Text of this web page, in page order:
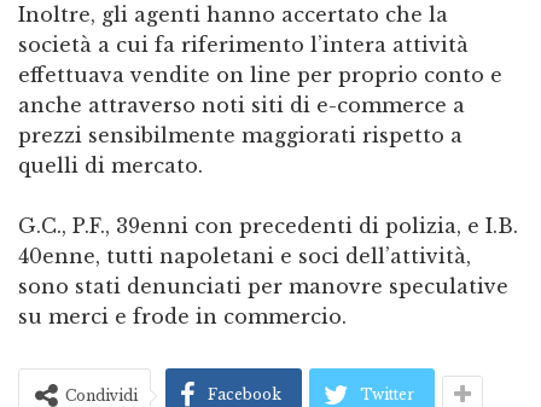
Inoltre, gli agenti hanno accertato che la
società a cui fa riferimento l’intera attività
effettuava vendite on line per proprio conto e
anche attraverso noti siti di e-commerce a
prezzi sensibilmente maggiorati rispetto a
quelli di mercato.
G.C., P.F., 39enni con precedenti di polizia, e I.B.
40enne, tutti napoletani e soci dell’attività,
sono stati denunciati per manovre speculative
su merci e frode in commercio.
Condividi Facebook Twitter